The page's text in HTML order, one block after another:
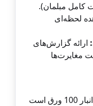
کامل مبلمان).
لحظه‌ای
ارائه گزارش‌های
مغایرت‌ها
اگر موجودی چوب MDF شما در انبار 100 ورق است